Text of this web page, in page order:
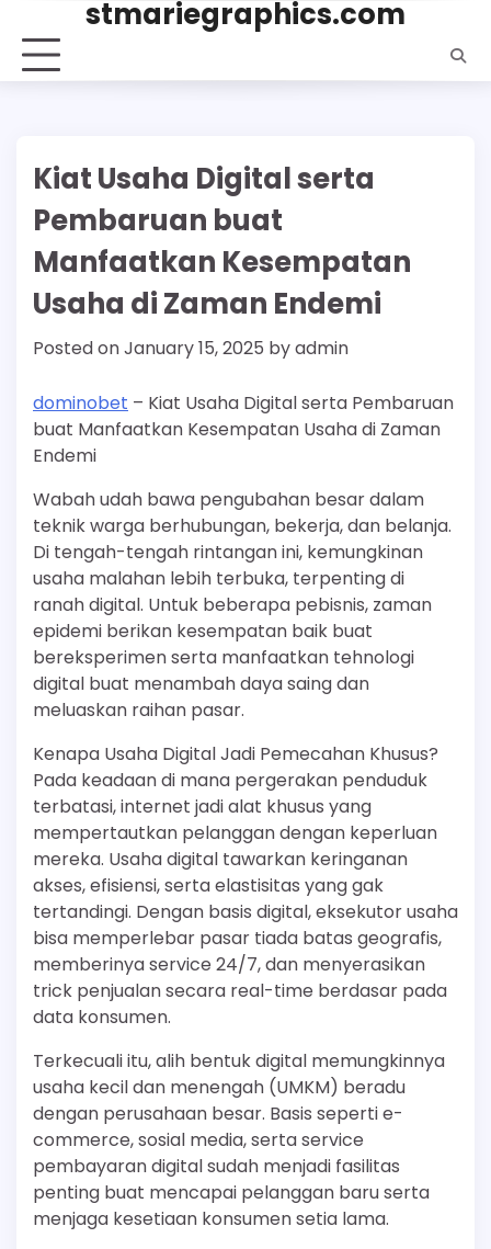
content
stmariegraphics.com
Kiat Usaha Digital serta
Pembaruan buat
Manfaatkan Kesempatan
Usaha di Zaman Endemi
Posted onJanuary 15, 2025 byadmin
dominobet – Kiat Usaha Digital serta Pembaruan
buat Manfaatkan Kesempatan Usaha di Zaman
Endemi
Wabah udah bawa pengubahan besar dalam
teknik warga berhubungan, bekerja, dan belanja.
Di tengah-tengah rintangan ini, kemungkinan
usaha malahan lebih terbuka, terpenting di
ranah digital. Untuk beberapa pebisnis, zaman
epidemi berikan kesempatan baik buat
bereksperimen serta manfaatkan tehnologi
digital buat menambah daya saing dan
meluaskan raihan pasar.
Kenapa Usaha Digital Jadi Pemecahan Khusus?
Pada keadaan di mana pergerakan penduduk
terbatasi, internet jadi alat khusus yang
mempertautkan pelanggan dengan keperluan
mereka. Usaha digital tawarkan keringanan
akses, efisiensi, serta elastisitas yang gak
tertandingi. Dengan basis digital, eksekutor usaha
bisa memperlebar pasar tiada batas geografis,
memberinya service 24/7, dan menyerasikan
trick penjualan secara real-time berdasar pada
data konsumen.
Terkecuali itu, alih bentuk digital memungkinnya
usaha kecil dan menengah (UMKM) beradu
dengan perusahaan besar. Basis seperti e-
commerce, sosial media, serta service
pembayaran digital sudah menjadi fasilitas
penting buat mencapai pelanggan baru serta
menjaga kesetiaan konsumen setia lama.